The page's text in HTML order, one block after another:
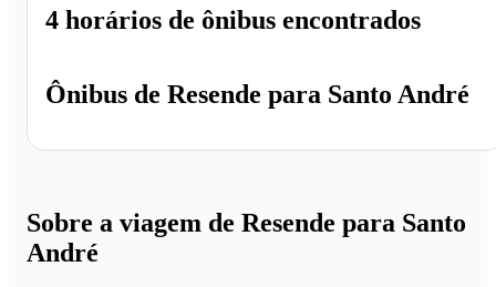
Ônibus de Resende para Santo André
4 horários de ônibus encontrados
Sobre a viagem de Resende para Santo
André